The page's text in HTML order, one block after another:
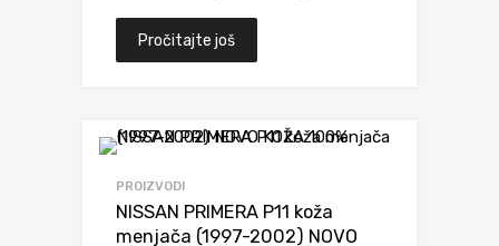
Pročitajte još
PROIZVODI
NISSAN PRIMERA P11 koža
menjača (1997-2002) NOVO